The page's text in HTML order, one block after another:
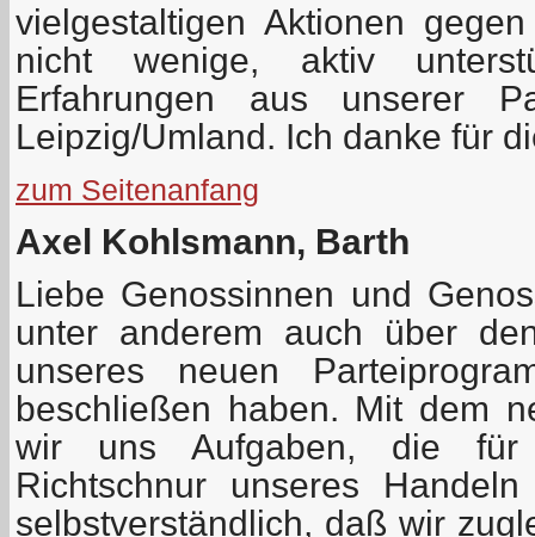
vielgestaltigen Aktionen
nicht wenige, aktiv
Erfahrungen aus unserer
Leipzig/Umland. Ich danke für
zum Seitenanfang
Axel Kohlsmann, Barth
Liebe Genossinnen und
unter anderem auch über
unseres neuen
beschließen haben. Mit dem
wir uns Aufgaben, die für
Richtschnur unseres
selbstverständlich, daß wir